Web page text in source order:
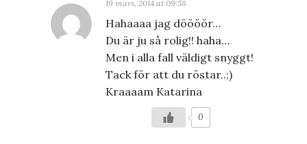
19 mars, 2014 at 09:58
Hahaaaa jag döööör…
Du är ju så rolig!! haha…
Men i alla fall väldigt snyggt!
Tack för att du röstar..;)
Kraaaam Katarina
0